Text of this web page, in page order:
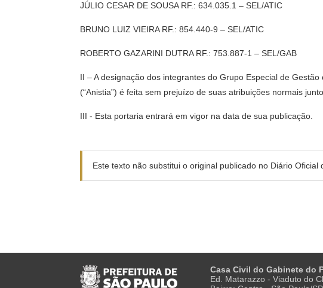
JÚLIO CESAR DE SOUSA RF.: 634.035.1 – SEL/ATIC
BRUNO LUIZ VIEIRA RF.: 854.440-9 – SEL/ATIC
ROBERTO GAZARINI DUTRA RF.: 753.887-1 – SEL/GAB
II – A designação dos integrantes do Grupo Especial de
(“Anistia”) é feita sem prejuízo de suas atribuições normais
III - Esta portaria entrará em vigor na data de sua publicação.
Este texto não substitui o original publicado no Diário Oficial
Casa Civil do Gabinete do
Ed. Matarazzo - Viaduto do